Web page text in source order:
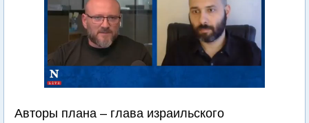
Авторы плана – глава израильского